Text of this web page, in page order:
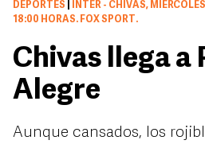
DEPORTES
INTER - CHIVAS,
18:00 HORAS. FOX SPORT.
Chivas llega a
Alegre
Aunque cansados, los